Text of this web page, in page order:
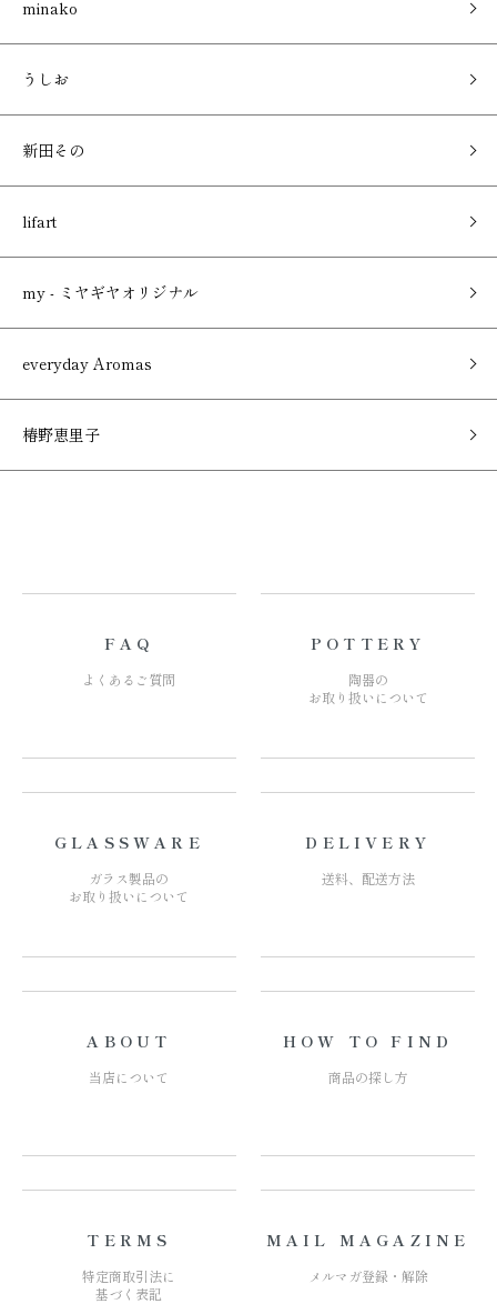
minako
うしお
新田その
lifart
my - ミヤギヤオリジナル
everyday Aromas
椿野恵里子
FAQ
よくあるご質問
POTTERY
陶器の
お取り扱いについて
GLASSWARE
ガラス製品の
お取り扱いについて
DELIVERY
送料、配送方法
ABOUT
当店について
HOW TO FIND
商品の探し方
TERMS
特定商取引法に
基づく表記
MAIL MAGAZINE
メルマガ登録・解除